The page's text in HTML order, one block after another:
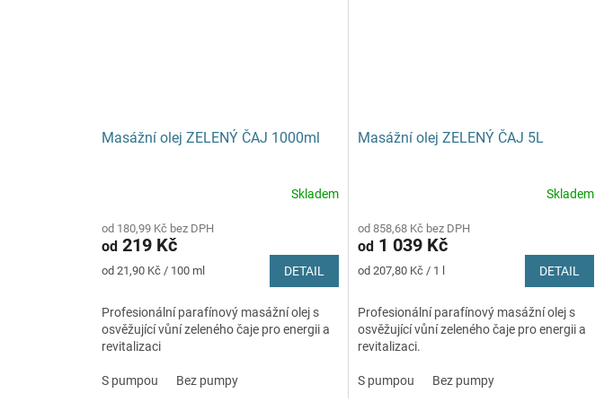
Masážní olej ZELENÝ ČAJ 1000ml
Skladem
od 180,99 Kč bez DPH
od 219 Kč
Měrná
od 21,90 Kč / 100 ml DETAIL
Profesionální parafínový masážní olej s
osvěžující vůní zeleného čaje pro energii a
revitalizaci
S pumpou Bez pumpy
Masážní olej ZELENÝ ČAJ 5L
Skladem
od 858,68 Kč bez DPH
od1 039 Kč
Měrná
od 207,80 Kč / 1 l DETAIL
Profesionální parafínový masážní olej s
osvěžující vůní zeleného čaje pro energii a
revitalizaci.
S pumpou Bez pumpy